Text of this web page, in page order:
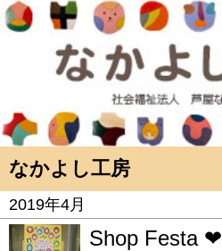
なかよし工房
2019年4月
Shop Festa ❤